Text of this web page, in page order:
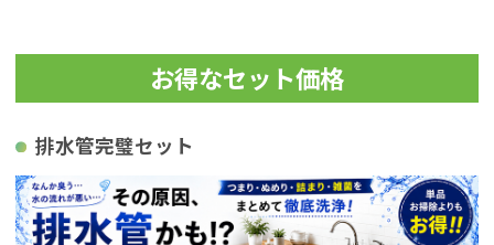
お得なセット価格
排水管完璧セット